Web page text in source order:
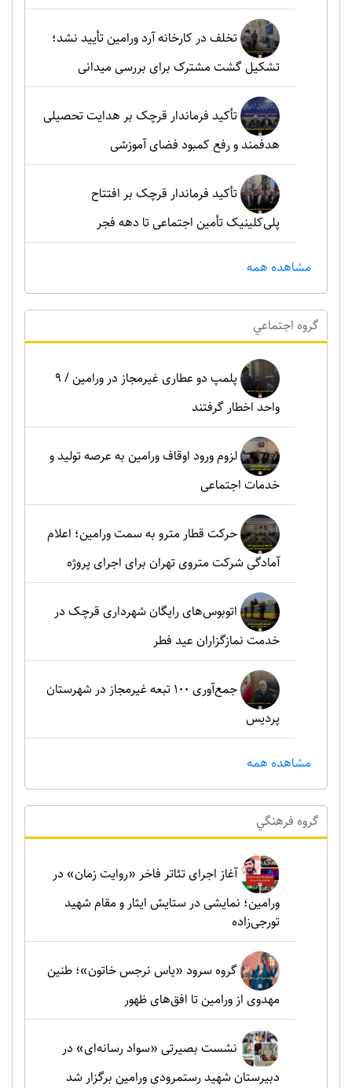
تخلف در کارخانه آرد ورامین تأیید نشد؛
تشکیل گشت مشترک برای بررسی میدانی
تأکید فرماندار قرچک بر هدایت تحصیلی
هدفمند و رفع کمبود فضای آموزشی
تأکید فرماندار قرچک بر افتتاح
پلی‌کلینیک تأمین اجتماعی تا دهه فجر
مشاهده همه
گروه اجتماعي
پلمپ دو عطاری غیرمجاز در ورامین / ۹
واحد اخطار گرفتند
لزوم ورود اوقاف ورامین به عرصه تولید و
خدمات اجتماعی
حرکت قطار مترو به سمت ورامین؛ اعلام
آمادگی شرکت متروی تهران برای اجرای پروژه
اتوبوس‌های رایگان شهرداری قرچک در
خدمت نمازگزاران عید فطر
جمع‌آوری ۱۰۰ تبعه غیرمجاز در شهرستان
پردیس
مشاهده همه
گروه فرهنگي
آغاز اجرای تئاتر فاخر «روایت زمان» در
ورامین؛ نمایشی در ستایش ایثار و مقام شهید
تورجی‌زاده
گروه سرود «یاس نرجس خاتون»؛ طنین
مهدوی از ورامین تا افق‌های ظهور
نشست بصیرتی «سواد رسانه‌ای» در
دبیرستان شهید رستمرودی ورامین برگزار شد